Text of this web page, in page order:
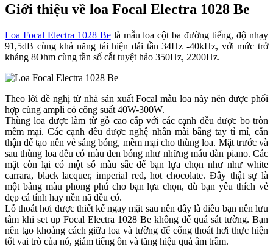
Giới thiệu về loa Focal Electra 1028 Be
Loa Focal Electra 1028 Belà mẫu loa cột ba đường tiếng, độ nhạy
91,5dB cùng khả năng tái hiện dải tần 34Hz -40kHz, với mức trở
kháng 8Ohm cùng tần số cắt tuyệt hảo 350Hz, 2200Hz.
Theo lời đề nghị từ nhà sản xuất Focal mẫu loa này nên được phối
hợp cùng ampli có công suất 40W-300W.
Thùng loa được làm từ gỗ cao cấp với các cạnh đều được bo tròn
mềm mại. Các cạnh đều được nghệ nhân mài bằng tay tỉ mỉ, cẩn
thận để tạo nên vẻ sáng bóng, mềm mại cho thùng loa. Mặt trước và
sau thùng loa đều có màu đen bóng như những mẫu đàn piano. Các
mặt còn lại có một số màu sắc để bạn lựa chọn như như white
carrara, black lacquer, imperial red, hot chocolate. Đây thật sự là
một bảng màu phong phú cho bạn lựa chọn, dù bạn yêu thích vẻ
đẹp cá tính hay nền nã đều có.
Lỗ thoát hơi được thiết kế ngay mặt sau nên đây là điều bạn nên lưu
tâm khi set up Focal Electra 1028 Be không để quá sát tường. Bạn
nên tạo khoảng cách giữa loa và tường để cổng thoát hơi thực hiện
tốt vai trò của nó, giảm tiếng ồn và tăng hiệu quả âm trầm.